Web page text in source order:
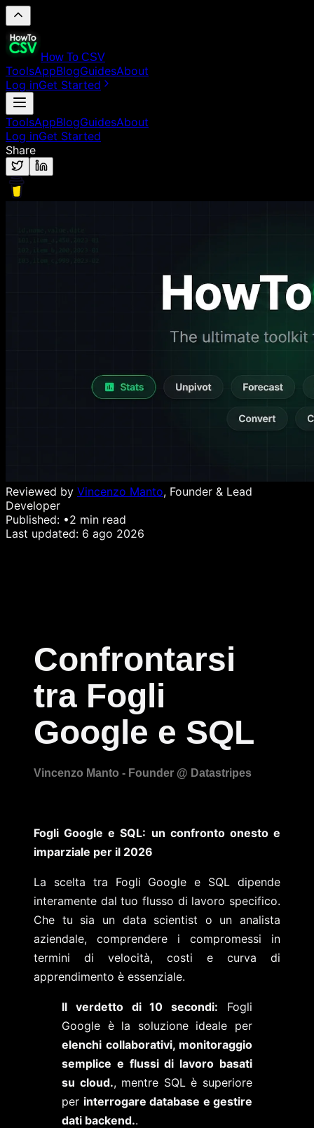
How To CSV
ToolsAppBlogGuidesAbout
Log inGet Started
ToolsAppBlogGuidesAbout
Log inGet Started
Share
Reviewed by Vincenzo Manto, Founder & Lead
Developer
Published: •2 min read
Last updated: 6 ago 2026
Confrontarsi
tra Fogli
Google e SQL
Fogli Google e SQL: un confronto onesto e
imparziale per il 2026
La scelta tra Fogli Google e SQL dipende
interamente dal tuo flusso di lavoro specifico.
Che tu sia un data scientist o un analista
aziendale, comprendere i compromessi in
termini di velocità, costi e curva di
apprendimento è essenziale.
Il verdetto di 10 secondi: Fogli
Google è la soluzione ideale per
elenchi collaborativi, monitoraggio
semplice e flussi di lavoro basati
su cloud., mentre SQL è superiore
per interrogare database e gestire
dati backend..